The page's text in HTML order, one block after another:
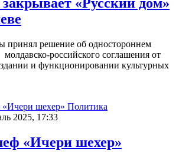
решение об одностороннем
российского соглашения от
и функционировании культурных
Политика
2025, 17:33
«Ичери шехер»